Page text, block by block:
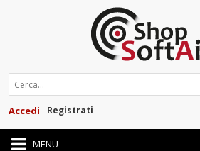
Registrati
Accedi
MENU